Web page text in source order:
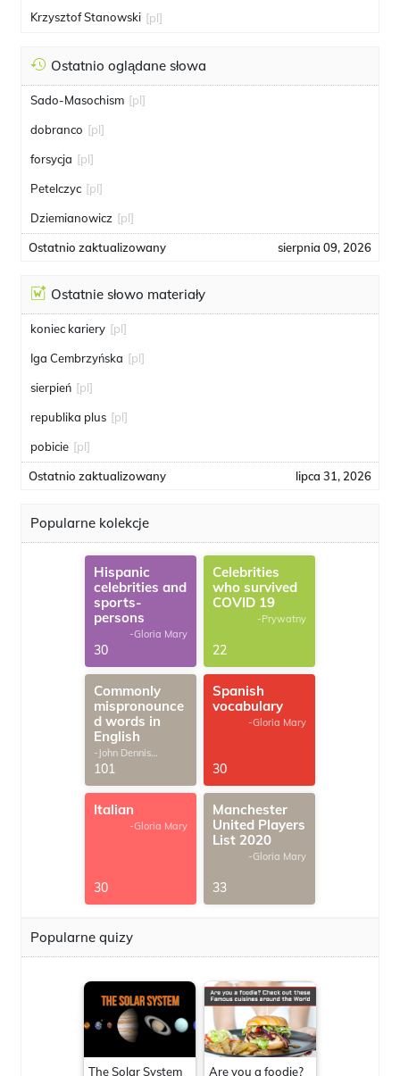
Krzysztof Stanowski [pl]
Ostatnio oglądane słowa
Sado-Masochism [pl]
dobranco [pl]
forsycja [pl]
Petelczyc [pl]
Dziemianowicz [pl]
Ostatnio zaktualizowany sierpnia 09, 2026
Ostatnie słowo materiały
koniec kariery [pl]
Iga Cembrzyńska [pl]
sierpień [pl]
republika plus [pl]
pobicie [pl]
Ostatnio zaktualizowany lipca 31, 2026
Popularne kolekcje
Hispanic
celebrities and
sports-
persons
-Gloria Mary
30
Celebrities
who survived
COVID 19
-Prywatny
22
Commonly
mispronounce
d words in
English
-John Dennis
G.Thomas
101
Spanish
vocabulary
-Gloria Mary
30
Italian
-Gloria Mary
30
Manchester
United Players
List 2020
-Gloria Mary
33
Popularne quizy
The Solar System
Are you a foodie?